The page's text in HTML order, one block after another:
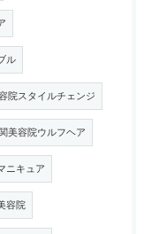
ル
院スタイルチェンジ
美容院ウルフヘア
ニキュア
容院